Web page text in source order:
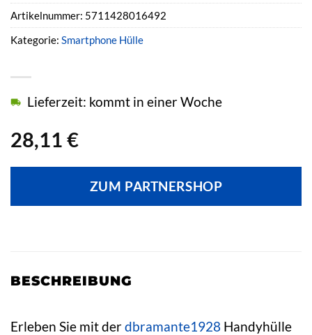
28,11 €
Lieferzeit: kommt in einer Woche
ZUM PARTNERSHOP
Artikelnummer: 5711428016492
Kategorie: Smartphone Hülle
BESCHREIBUNG
Erleben Sie mit derdbramante1928 Handyhülle